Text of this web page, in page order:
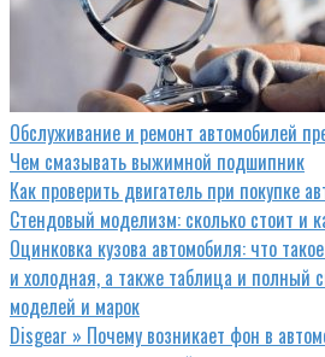
Обслуживание и ремонт автомобилей
Чем смазывать выжимной подшипник
Как проверить двигатель при покупке
Стендовый моделизм: сколько стоит и
Оцинковка кузова автомобиля: что
и холодная, а также таблица и полный
моделей и марок
Disgear » Почему возникает фон в